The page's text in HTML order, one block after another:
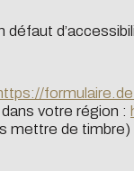
votre région :
mettre de timbre)